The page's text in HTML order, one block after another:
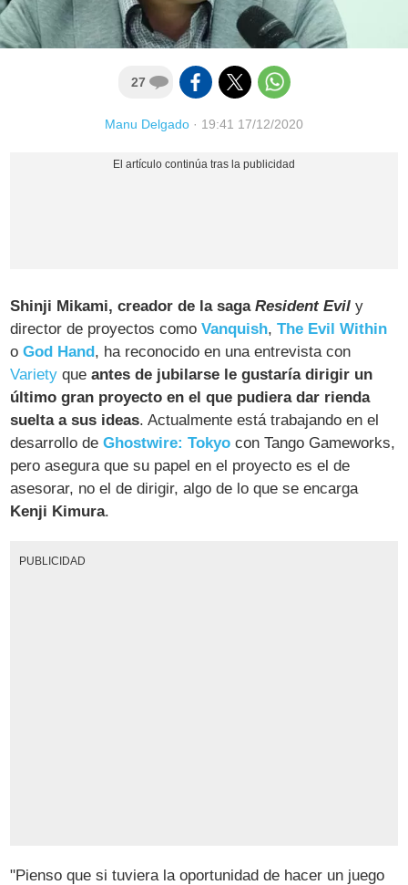
27
Manu Delgado · 19:41 17/12/2020
Shinji Mikami, creador de la sagaResident Evil y
director de proyectos comoVanquish,The Evil Within
oGod Hand, ha reconocido en una entrevista con
Variety queantes de jubilarse le gustaría dirigir un
último gran proyecto en el que pudiera dar rienda
suelta a sus ideas. Actualmente está trabajando en el
desarrollo deGhostwire: Tokyo con Tango Gameworks,
pero asegura que su papel en el proyecto es el de
asesorar, no el de dirigir, algo de lo que se encarga
Kenji Kimura.
PUBLICIDAD
"Pienso que si tuviera la oportunidad de hacer un juego